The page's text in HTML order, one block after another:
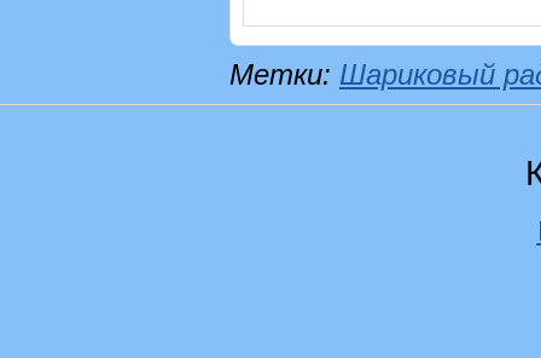
Метки: Шариковый